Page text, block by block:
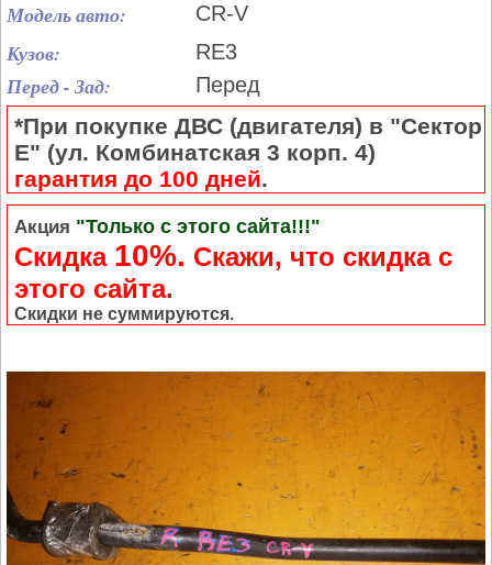
Модель авто: CR-V
Кузов: RE3
Перед - Зад: Перед
*При покупке ДВС (двигателя) в "Сектор
Е" (ул. Комбинатская 3 корп. 4)
гарантия до 100 дней.
Акция "Только с этого сайта!!!"
Скидка 10%. Cкажи, что скидка с
этого сайта.
Скидки не суммируются.